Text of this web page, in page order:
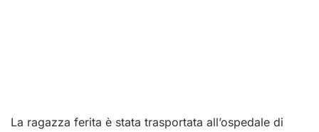
La ragazza ferita è stata trasportata all’ospedale di